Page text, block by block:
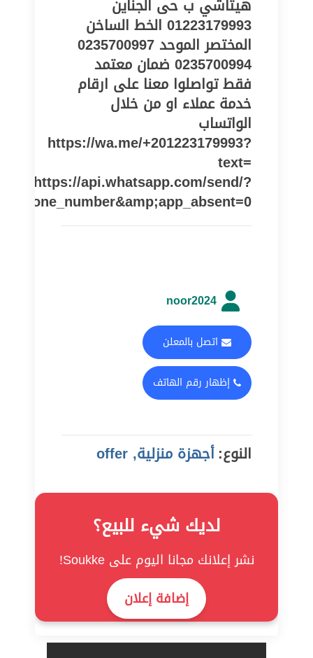
01223179993 الخط الساخن
المختصر الموحد 0235700997
0235700994 ضمان معتمد
فقط تواصلوا معنا على ارقام
خدمة عملاء او من خلال
الواتساب
https://wa.me/+201223179993?
text=
https://api.whatsapp.com/send/?
noor2024
اتصل بالمعلن
إظهار رقم الهاتف
النوع:أجهزة منزلية, offer
لديك شيء للبيع؟
نشر إعلانك مجانا اليوم على Soukke!
إضافة إعلان